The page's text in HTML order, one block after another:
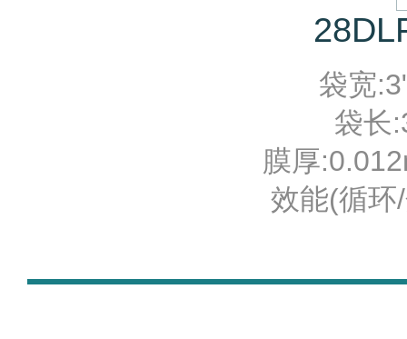
袋宽
袋长
膜厚
效能(循环